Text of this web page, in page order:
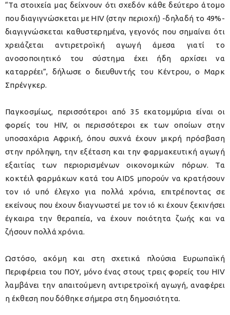
“Τα στοιχεία μας δείχνουν ότι σχεδόν κάθε δεύτερο άτομο
που διαγιγνώσκεται με HIV (στην περιοχή) -δηλαδή το 49%-
διαγιγνώσκεται καθυστερημένα, γεγονός που σημαίνει ότι
χρειάζεται αντιρετροϊκή αγωγή άμεσα γιατί το
ανοσοποιητικό του σύστημα έχει ήδη αρχίσει να
καταρρέει”, δήλωσε ο διευθυντής του Κέντρου, ο Μαρκ
Σπρένγκερ.
Παγκοσμίως, περισσότεροι από 35 εκατομμύρια είναι οι
φορείς του HIV, οι περισσότεροι εκ των οποίων στην
υποσαχάρια Αφρική, όπου συχνά έχουν μικρή πρόσβαση
στην πρόληψη, την εξέταση και την φαρμακευτική αγωγή
εξαιτίας των περιορισμένων οικονομικών πόρων. Τα
κοκτέιλ φαρμάκων κατά του AIDS μπορούν να κρατήσουν
τον ιό υπό έλεγχο για πολλά χρόνια, επιτρέποντας σε
εκείνους που έχουν διαγνωστεί με τον ιό κι έχουν ξεκινήσει
έγκαιρα την θεραπεία, να έχουν ποιότητα ζωής και να
ζήσουν πολλά χρόνια.
Ωστόσο, ακόμη και στη σχετικά πλούσια Ευρωπαϊκή
Περιφέρεια του ΠΟΥ, μόνο ένας στους τρεις φορείς του HIV
λαμβάνει την απαιτούμενη αντιρετροϊκή αγωγή, αναφέρει
η έκθεση που δόθηκε σήμερα στη δημοσιότητα.